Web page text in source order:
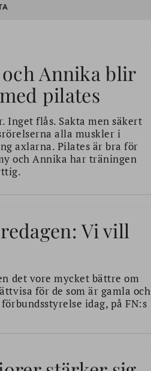
Annika blir
pilates
Inget flås. Sakta men säkert
alla muskler i
axlarna. Pilates är bra för
och Annika har träningen
Vi vill
det vore mycket bättre om
för de som är gamla och
idag, på FN:s